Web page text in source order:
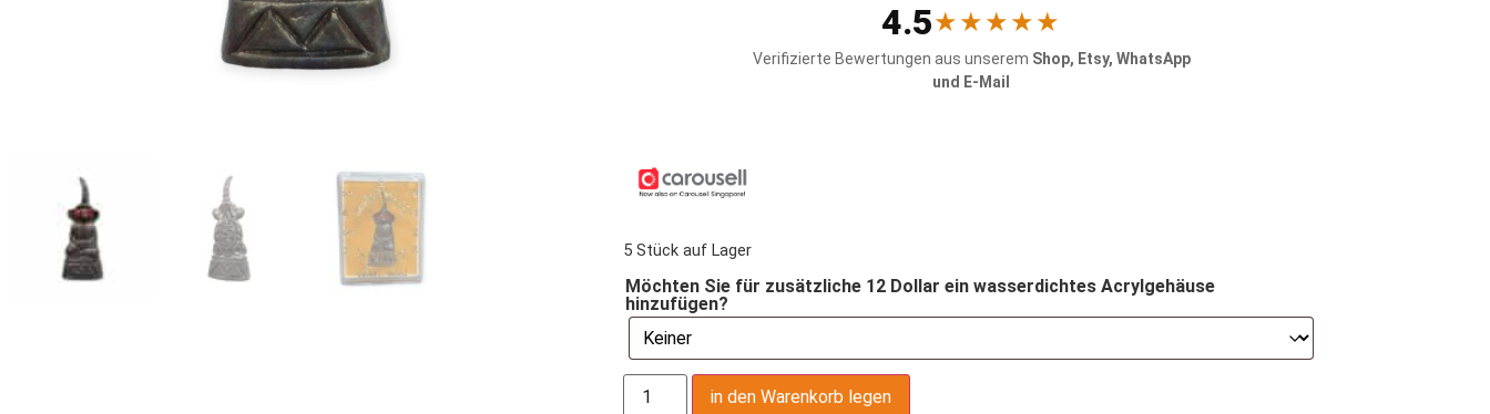
4.5★★★★★
Verifizierte Bewertungen aus unserem Shop, Etsy, WhatsApp
und E-Mail
5 Stück auf Lager
Möchten Sie für zusätzliche 12 Dollar ein wasserdichtes Acrylgehäuse
hinzufügen?
in den Warenkorb legen